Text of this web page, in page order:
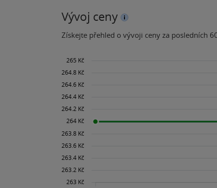
Vývoj ceny
Získejte přehled o vývoji ceny za posledních